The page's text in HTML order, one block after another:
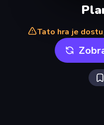
Tato hra je